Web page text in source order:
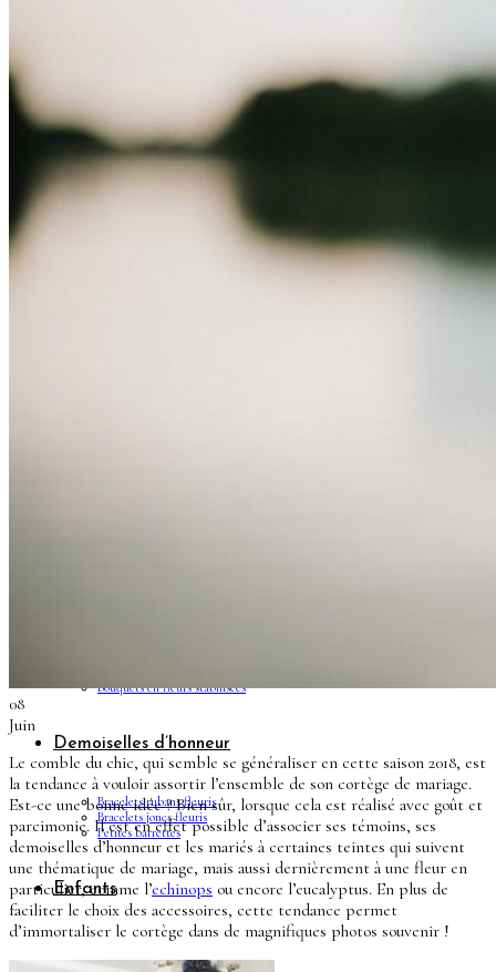
Bouquets en fleurs stabilisées
Demoiselles d’honneur
Bracelets rubans fleuris
Bracelets joncs fleuris
Petites barrettes
Enfants
08
Juin
Le comble du chic, qui semble se généraliser en cette saison 2018, est
la tendance à vouloir assortir l’ensemble de son cortège de mariage.
Est-ce une bonne idée ? Bien sûr, lorsque cela est réalisé avec goût et
parcimonie. Il est en effet possible d’associer ses témoins, ses
demoiselles d’honneur et les mariés à certaines teintes qui suivent
une thématique de mariage, mais aussi dernièrement à une fleur en
particulier, comme l’echinops ou encore l’eucalyptus. En plus de
faciliter le choix des accessoires, cette tendance permet
d’immortaliser le cortège dans de magnifiques photos souvenir !